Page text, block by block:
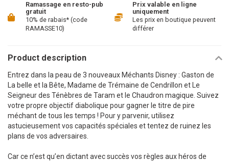
Ramassage en resto-pub
gratuit
10% de rabais* (code
RAMASSE10)
Prix valable en ligne
uniquement
Les prix en boutique peuvent
différer
Product description
Entrez dans la peau de 3 nouveaux Méchants Disney : Gaston de
La belle et la Bête, Madame de Trémaine de Cendrillon et Le
Seigneur des Ténèbres de Taram et le Chaudron magique. Suivez
votre propre objectif diabolique pour gagner le titre de pire
méchant de tous les temps ! Pour y parvenir, utilisez
astucieusement vos capacités spéciales et tentez de ruinez les
plans de vos adversaires.
Car ce n’est qu’en dictant avec succès vos règles aux héros de